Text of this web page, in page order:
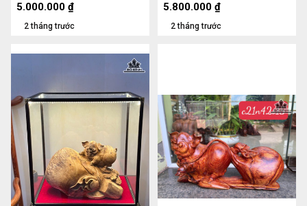
2 tháng trước
5.000.000 ₫
2 tháng trước
5.800.000 ₫